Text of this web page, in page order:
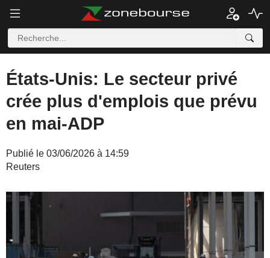
États-Unis: Le secteur privé
crée plus d'emplois que prévu
en mai-ADP
Publié le 03/06/2026 à 14:59
Reuters